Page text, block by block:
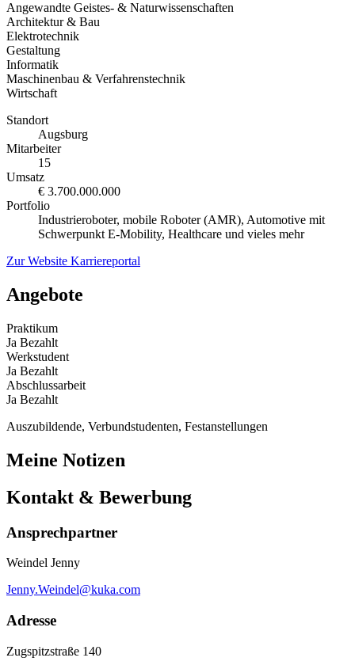
Angewandte Geistes- & Naturwissenschaften
Architektur & Bau
Elektrotechnik
Gestaltung
Informatik
Maschinenbau & Verfahrenstechnik
Wirtschaft
Standort
Augsburg
Mitarbeiter
15
Umsatz
€ 3.700.000.000
Portfolio
Industrieroboter, mobile Roboter (AMR), Automotive mit
Schwerpunkt E-Mobility, Healthcare und vieles mehr
Zur Website Karriereportal
Angebote
Praktikum
Ja Bezahlt
Werkstudent
Ja Bezahlt
Abschlussarbeit
Ja Bezahlt
Auszubildende, Verbundstudenten, Festanstellungen
Meine Notizen
Kontakt & Bewerbung
Ansprechpartner
Weindel Jenny
Jenny.Weindel@kuka.com
Adresse
Zugspitzstraße 140